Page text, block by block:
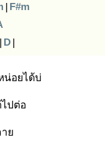
| F#m
| D |
น่อยได้บ่
ปต่อ
ย